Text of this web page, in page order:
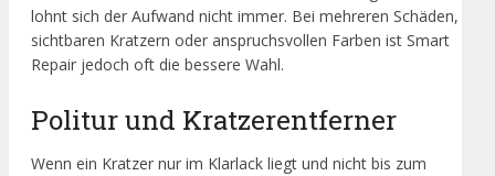
lohnt sich der Aufwand nicht immer. Bei mehreren Schäden,
sichtbaren Kratzern oder anspruchsvollen Farben ist Smart
Repair jedoch oft die bessere Wahl.
Politur und Kratzerentferner
Wenn ein Kratzer nur im Klarlack liegt und nicht bis zum